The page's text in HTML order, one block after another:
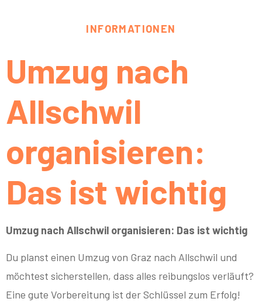
INFORMATIONEN
Umzug nach
Allschwil
organisieren:
Das ist wichtig
Umzug nach Allschwil organisieren: Das ist wichtig
Du planst einen Umzug von Graz nach Allschwil und
möchtest sicherstellen, dass alles reibungslos verläuft?
Eine gute Vorbereitung ist der Schlüssel zum Erfolg!